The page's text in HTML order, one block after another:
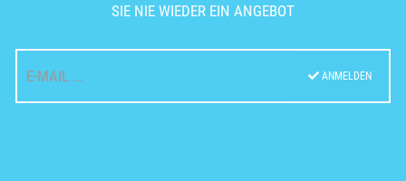
SIE NIE WIEDER EIN ANGEBOT
ANMELDEN